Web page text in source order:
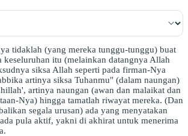
tidaklah (yang mereka tunggu-tunggu) buat
keseluruhan itu (melainkan datangnya Allah
siksa Allah seperti pada firman-Nya
artinya siksa Tuhanmu" (dalam naungan)
artinya naungan (awan dan malaikat dan
Nya) hingga tamatlah riwayat mereka. (Dan
segala urusan) ada yang menyatakan
pula aktif, yakni di akhirat untuk menerima